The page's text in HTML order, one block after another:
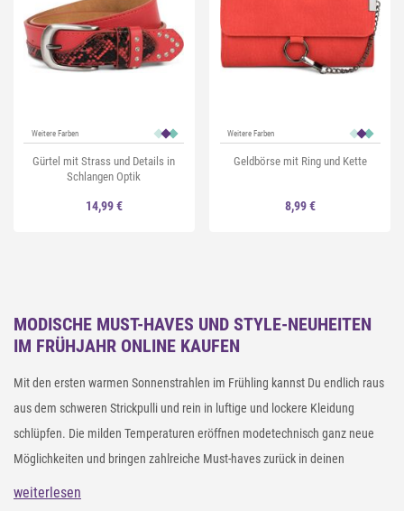
Weitere Farben
Gürtel mit Strass und Details in
Schlangen Optik
14,99 €
Weitere Farben
Geldbörse mit Ring und Kette
8,99 €
MODISCHE MUST-HAVES UND STYLE-NEUHEITEN
IM FRÜHJAHR ONLINE KAUFEN
Mit den ersten warmen Sonnenstrahlen im Frühling kannst Du endlich raus
aus dem schweren Strickpulli und rein in luftige und lockere Kleidung
schlüpfen. Die milden Temperaturen eröffnen modetechnisch ganz neue
Möglichkeiten und bringen zahlreiche Must-haves zurück in deinen
Kleiderschrank. Entdecke in unserem styleBREAKER Online Shop aktuelle
weiterlesen